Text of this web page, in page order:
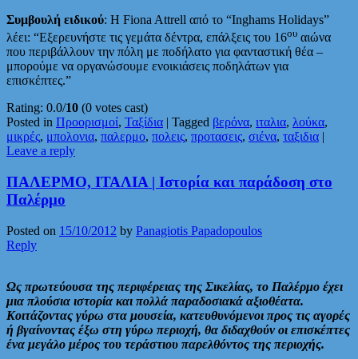
Συμβουλή ειδικού: Η Fiona Attrell από το “Inghams Holidays”
λέει: “Εξερευνήστε τις γεμάτα δέντρα, επάλξεις του 16ου αιώνα
που περιβάλλουν την πόλη με ποδήλατο για φανταστική θέα –
μπορούμε να οργανώσουμε ενοικιάσεις ποδηλάτων για
επισκέπτες.”
Rating: 0.0/10 (0 votes cast)
Posted in Προορισμοί, Ταξίδια | Tagged βερόνα, ιταλια, λούκα,
μικρές, μπολονια, παλερμο, πολεις, προτασεις, σιένα, ταξιδια |
Leave a reply
ΠΑΛΕΡΜΟ, ΙΤΑΛΙΑ | Ιστορία και παράδοση στο
Παλέρμο
Posted on 15/10/2012 by Panagiotis Papadopoulos
Reply
Ως πρωτεύουσα της περιφέρειας της Σικελίας, το Παλέρμο έχει
μια πλούσια ιστορία και πολλά παραδοσιακά αξιοθέατα.
Κοιτάζοντας γύρω στα μουσεία, κατευθυνόμενοι προς τις αγορές
ή βγαίνοντας έξω στη γύρω περιοχή, θα διδαχθούν οι επισκέπτες
ένα μεγάλο μέρος του τεράστιου παρελθόντος της περιοχής.